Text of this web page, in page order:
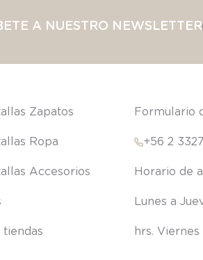
A NUESTRO NEWSLETTER
Zapatos
Ropa
Accesorios
tiendas
Formulario
+56 2
Lunes a
hrs. Viernes